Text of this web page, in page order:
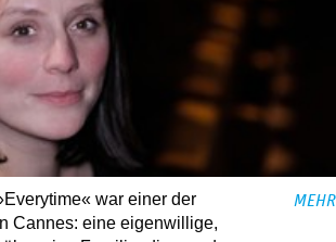
war einer der
Cannes: eine eigenwillige,
MEHR